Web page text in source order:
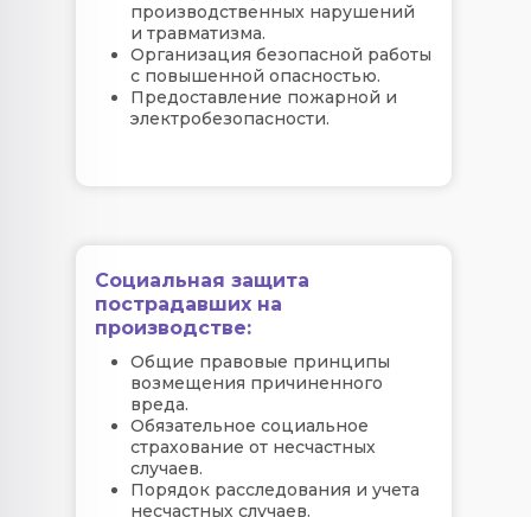
Социальная защита
пострадавших на
производстве:
производственных нарушений
и травматизма.
Организация безопасной работы
с повышенной опасностью.
Предоставление пожарной и
электробезопасности.
Общие правовые принципы
возмещения причиненного
вреда.
Обязательное социальное
страхование от несчастных
случаев.
Порядок расследования и учета
несчастных случаев.